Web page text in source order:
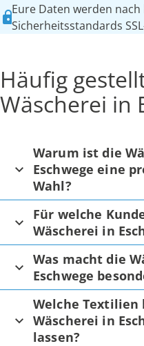
Eure Daten werden
Sicherheitsstandards
Häufig
Wäscherei in
Warum ist die
Eschwege eine
Wahl?
Für welche
Wäscherei in
Was macht die
Eschwege
Welche
Wäscherei in
lassen?